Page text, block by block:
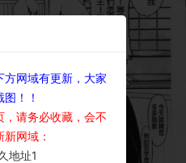
网域有更新，大家
！！
请务必收藏，会不
网域：
地址1